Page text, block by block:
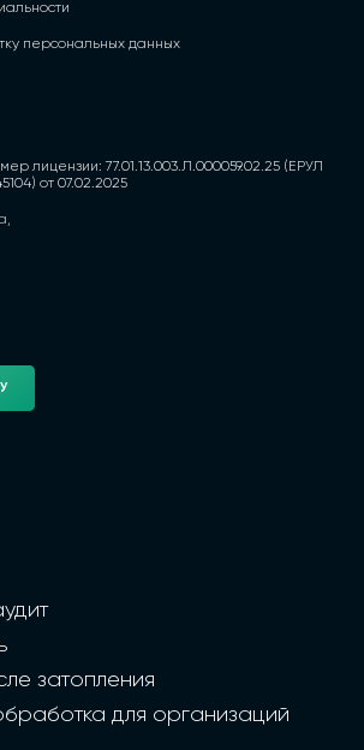
персональных данных
лицензии: 77.01.13.003.Л.000059.02.25 (ЕРУЛ
от 07.02.2025
затопления
для организаций